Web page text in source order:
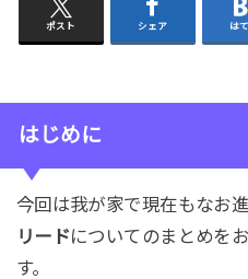
ポスト シェア は
はじめに
今回は我が家で現在もなお進
リードについてのまとめを
す。